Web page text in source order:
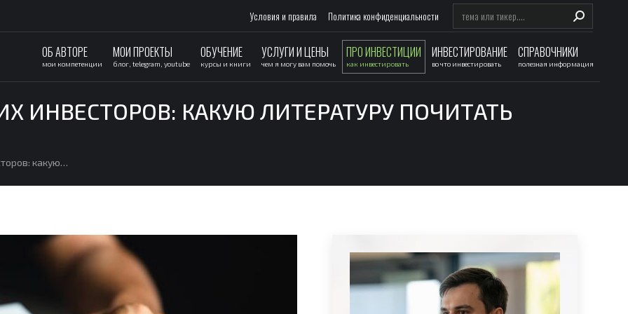
Условия и правила Политика конфиденциальности
ОБ АВТОРЕ
мои компетенции
МОИ ПРОЕКТЫ
блог, telegram, youtube
ОБУЧЕНИЕ
курсы и книги
УСЛУГИ И ЦЕНЫ
чем я могу вам помочь
ПРО ИНВЕСТИЦИИ
как инвестировать
ИНВЕСТИРОВАНИЕ
во что инвестировать
СПРАВОЧНИКИ
полезная информация
ИНВЕСТОРОВ: КАКУЮ ЛИТЕРАТУРУ ПОЧИТАТЬ
какую…